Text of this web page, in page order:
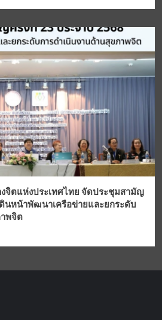
จิตแห่งประเทศไทย จัดประชุมสามัญ
ดินหน้าพัฒนาเครือข่ายและยกระดับ
พจิต